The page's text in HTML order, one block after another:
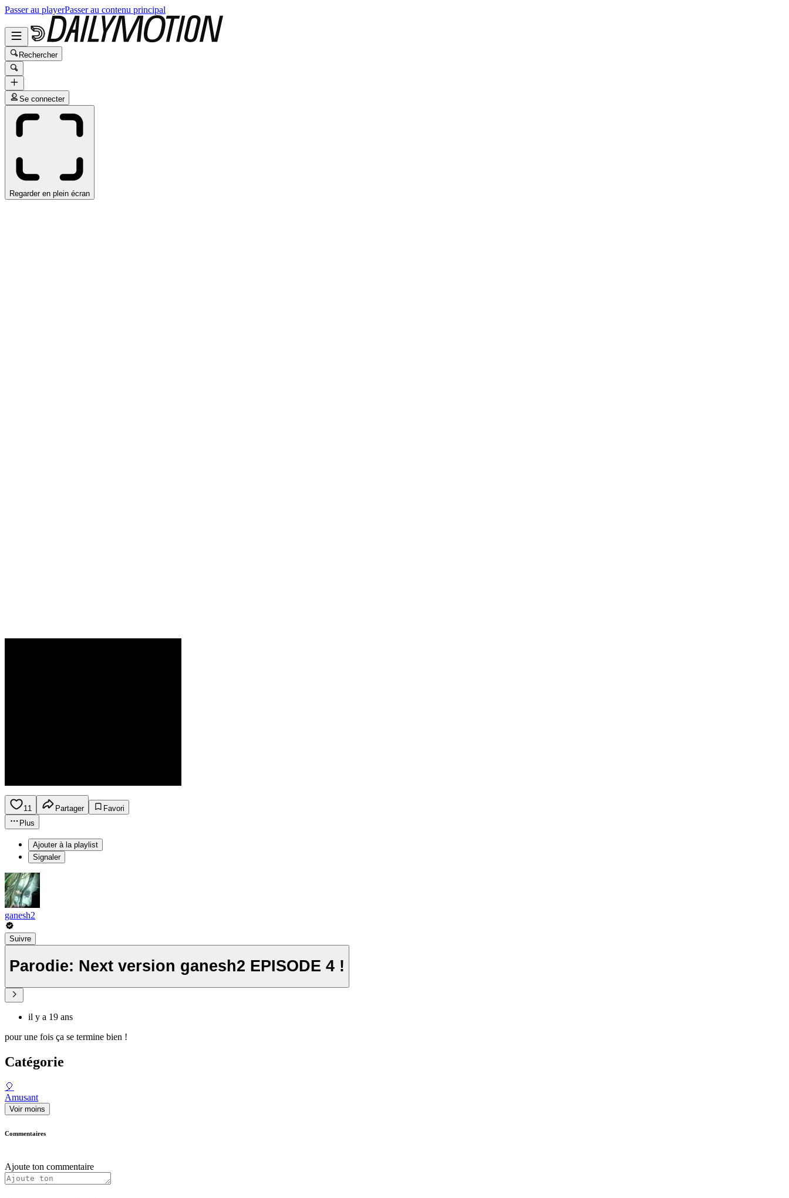
Passer au playerPasser au contenu principal
Rechercher
Se connecter
Regarder en plein écran
11 Partager
Favori
Plus
Ajouter à la playlist
Signaler
ganesh2
Suivre
Parodie: Next version ganesh2 EPISODE 4 !
il y a 19 ans
pour une fois ça se termine bien !
Catégorie
🎈
Amusant
Voir moins
Commentaires
Ajoute ton commentaire